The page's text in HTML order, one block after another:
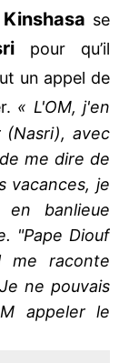
Kinshasa se
pour qu’il
un appel de
« L'OM, j'en
(Nasri), avec
me dire de
vacances, je
banlieue
"Pape Diouf
me raconte
ne pouvais
appeler le